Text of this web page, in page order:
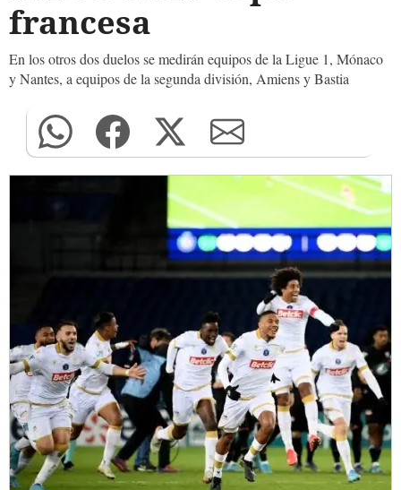
francesa
En los otros dos duelos se medirán equipos de la Ligue 1, Mónaco
y Nantes, a equipos de la segunda división, Amiens y Bastia